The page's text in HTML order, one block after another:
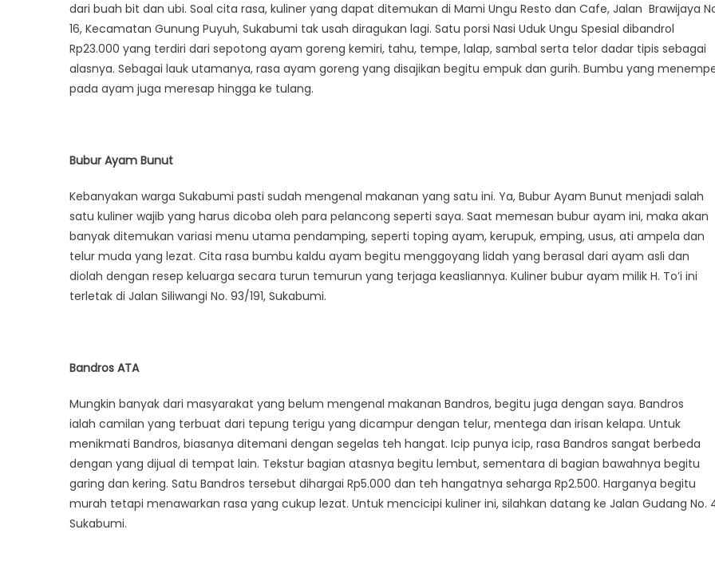
dari buah bit dan ubi. Soal cita rasa, kuliner yang dapat ditemukan di Mami Ungu Resto dan Cafe, Jalan Brawijaya
16, Kecamatan Gunung Puyuh, Sukabumi tak usah diragukan lagi. Satu porsi Nasi Uduk Ungu Spesial dibandrol
Rp23.000 yang terdiri dari sepotong ayam goreng kemiri, tahu, tempe, lalap, sambal serta telor dadar tipis sebagai
alasnya. Sebagai lauk utamanya, rasa ayam goreng yang disajikan begitu empuk dan gurih. Bumbu yang
pada ayam juga meresap hingga ke tulang.
Bubur Ayam Bunut
Kebanyakan warga Sukabumi pasti sudah mengenal makanan yang satu ini. Ya, Bubur Ayam Bunut menjadi salah
satu kuliner wajib yang harus dicoba oleh para pelancong seperti saya. Saat memesan bubur ayam ini, maka akan
banyak ditemukan variasi menu utama pendamping, seperti toping ayam, kerupuk, emping, usus, ati ampela dan
telur muda yang lezat. Cita rasa bumbu kaldu ayam begitu menggoyang lidah yang berasal dari ayam asli dan
diolah dengan resep keluarga secara turun temurun yang terjaga keasliannya. Kuliner bubur ayam milik H. To’i ini
terletak di Jalan Siliwangi No. 93/191, Sukabumi.
Bandros ATA
Mungkin banyak dari masyarakat yang belum mengenal makanan Bandros, begitu juga dengan saya. Bandros
ialah camilan yang terbuat dari tepung terigu yang dicampur dengan telur, mentega dan irisan kelapa. Untuk
menikmati Bandros, biasanya ditemani dengan segelas teh hangat. Icip punya icip, rasa Bandros sangat berbeda
dengan yang dijual di tempat lain. Tekstur bagian atasnya begitu lembut, sementara di bagian bawahnya begitu
garing dan kering. Satu Bandros tersebut dihargai Rp5.000 dan teh hangatnya seharga Rp2.500. Harganya begitu
murah tetapi menawarkan rasa yang cukup lezat. Untuk mencicipi kuliner ini, silahkan datang ke Jalan Gudang No.
Sukabumi.